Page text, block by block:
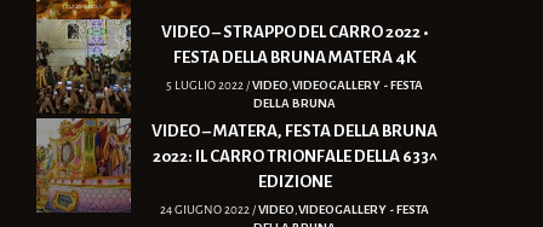
VIDEO – STRAPPO DEL CARRO 2022 •
FESTA DELLA BRUNA MATERA 4K
5 LUGLIO 2022 /VIDEO,VIDEOGALLERY - FESTA
DELLA BRUNA
VIDEO – MATERA, FESTA DELLA BRUNA
2022: IL CARRO TRIONFALE DELLA 633^
EDIZIONE
24 GIUGNO 2022 /VIDEO,VIDEOGALLERY - FESTA